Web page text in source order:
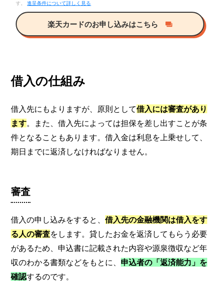
す。進呈条件について詳しく見る
楽天カードのお申し込みはこちら
借入の仕組み
借入先にもよりますが、原則として借入には審査があり
ます。また、借入先によっては担保を差し出すことが条
件となることもあります。借入金は利息を上乗せして、
期日までに返済しなければなりません。
審査
借入の申し込みをすると、借入先の金融機関は借入をす
る人の審査をします。貸したお金を返済してもらう必要
があるため、申込書に記載された内容や源泉徴収など年
収のわかる書類などをもとに、 申込者の「返済能力」を
確認するのです。